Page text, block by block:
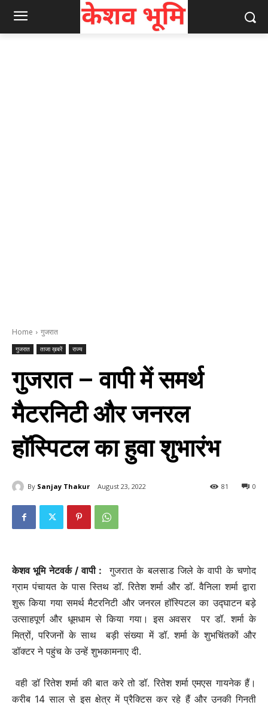
Home गुजरात
गुजरात ताजा ख़बरें राज्य
गुजरात – वापी में समर्थ
मैटरनिटी और जनरल
हॉस्पिटल का हुवा शुभारंभ
By Sanjay Thakur August 23, 2022 0
81
केशव भूमि नेटवर्क / वापी : गुजरात के बलसाड जिले के वापी के चणोद
ग्राम पंचायत के पास स्तिथ डॉ. रितेश शर्मा और डॉ. वैनिला शर्मा द्वारा
शुरू किया गया समर्थ मैटरनिटी और जनरल हॉस्पिटल का उद्घाटन बड़े
उत्साहपूर्ण और धूमधाम से किया गया। इस अवसर पर डॉ. शर्मा के
मित्रों, परिजनों के साथ बड़ी संख्या में डॉ. शर्मा के शुभचिंतकों और
डॉक्टर ने पहुंच के उन्हें शुभकामनाए दी.
वही डॉ रितेश शर्मा की बात करे तो डॉ. रितेश शर्मा एमएस गायनेक हैं।
करीब 14 साल से इस क्षेत्र में प्रैक्टिस कर रहे हैं और उनकी गिनती